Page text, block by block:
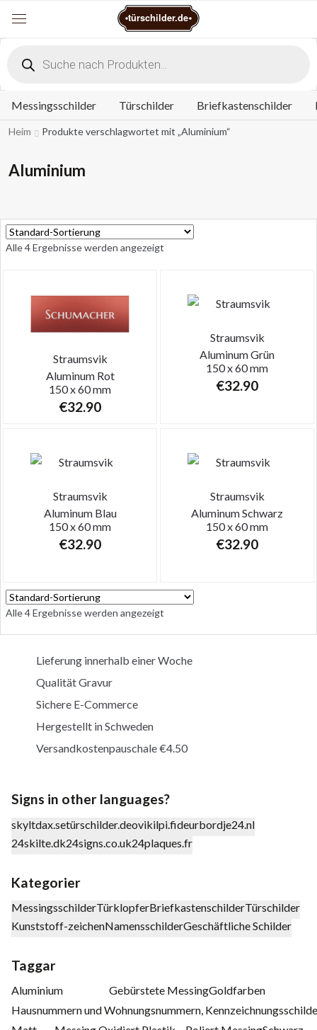
türschilder.de
search
Messingsschilder Türschilder Briefkastenschilder
Heim Produkte verschlagwortet mit „Aluminium“
Aluminium
Alle 4 Ergebnisse werden angezeigt
Straumsvik
Aluminum Rot
150 x 60 mm
€32.90
Straumsvik
AluminumGrün
150 x 60 mm
€32.90
Straumsvik
Aluminum Blau
150 x 60 mm
€32.90
Straumsvik
AluminumSchwarz
150 x 60 mm
€32.90
Alle 4 Ergebnisse werden angezeigt
Lieferung innerhalb einer Woche
Qualität Gravur
Sichere E-Commerce
Hergestellt in Schweden
Versandkostenpauschale €4.50
Signs in other languages?
skyltdax.setürschilder.deovikilpi.fideurbordje24.nl
24skilte.dk24signs.co.uk24plaques.fr
Kategorier
MessingsschilderTürklopferBriefkastenschilderTürschilder
Kunststoff-zeichenNamensschilderGeschäftliche Schilder
Taggar
Aluminium Gebürstete MessingGoldfarben
Hausnummern und Wohnungsnummern,